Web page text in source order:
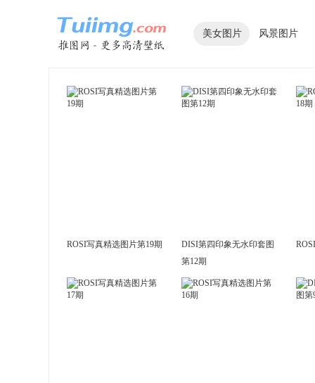
美女图片 风景图片
ROSI写真精选图片第19期
DISI第四印象无水印套图
第12期